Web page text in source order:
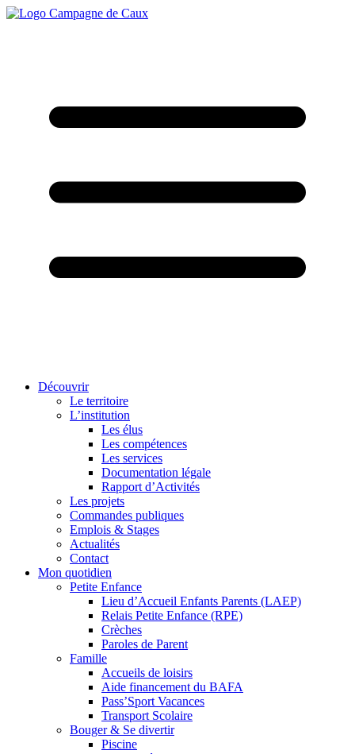
Découvrir
Le territoire
L’institution
Les élus
Les compétences
Les services
Documentation légale
Rapport d’Activités
Les projets
Commandes publiques
Emplois & Stages
Actualités
Contact
Mon quotidien
Petite Enfance
Lieu d’Accueil Enfants Parents (LAEP)
Relais Petite Enfance (RPE)
Crèches
Paroles de Parent
Famille
Accueils de loisirs
Aide financement du BAFA
Pass’Sport Vacances
Transport Scolaire
Bouger & Se divertir
Piscine